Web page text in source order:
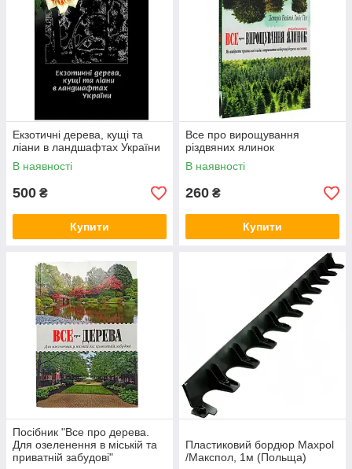
Екзотичні дерева, кущі та
ліани в ландшафтах України
В наявності
500 ₴
Купити
Все про вирощування
різдвяних ялинок
В наявності
260 ₴
Купити
Посібник "Все про дерева.
Для озеленення в міській та
приватній забудові"
Пластиковий бордюр Maxpol
/Макспол, 1м (Польща)